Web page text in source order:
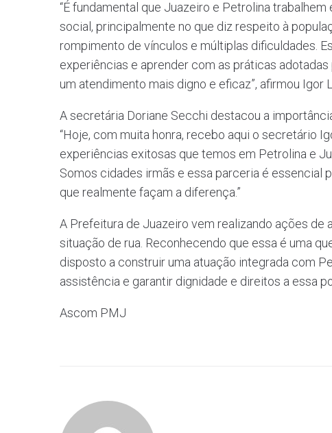
“É fundamental que Juazeiro e Petrolina
social, principalmente no que diz respeito à
rompimento de vínculos e múltiplas dificuldades.
experiências e aprender com as práticas
um atendimento mais digno e eficaz”, afirmou Igor
A secretária Doriane Secchi destacou a
“Hoje, com muita honra, recebo aqui o secretário
experiências exitosas que temos em Petrolina e
Somos cidades irmãs e essa parceria é essencial
que realmente façam a diferença.”
A Prefeitura de Juazeiro vem realizando ações
situação de rua. Reconhecendo que essa é uma
disposto a construir uma atuação integrada com
assistência e garantir dignidade e direitos a essa
Ascom PMJ